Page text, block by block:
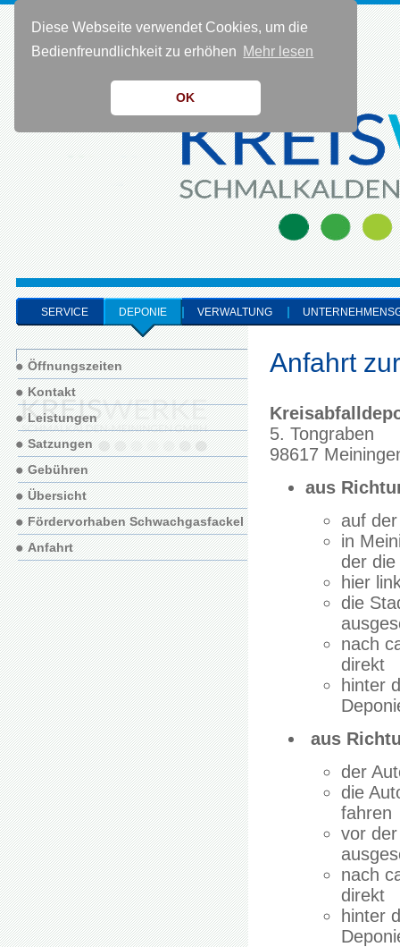
Diese Webseite verwendet Cookies, um die
Bedienfreundlichkeit zu erhöhen Mehr lesen
OK
KONTAKT 0 36 83 - 40 91 0
SERVICE DEPONIE VERWALTUNG
Anfahrt
5. Tongraben
98617
aus
auf
in
der
hier
die
nach
direkt
hinter
aus
der
die
fahren
vor
nach
direkt
hinter
Öffnungszeiten
Kontakt
Leistungen
Satzungen
Gebühren
Übersicht
Fördervorhaben Schwachgasfackel
Anfahrt